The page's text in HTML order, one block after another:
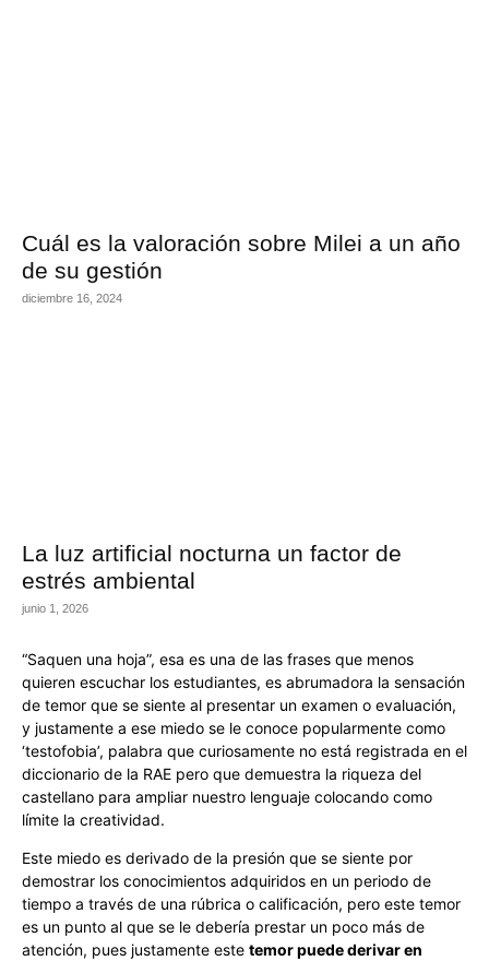
Cuál es la valoración sobre Milei a un año
de su gestión
diciembre 16, 2024
La luz artificial nocturna un factor de
estrés ambiental
junio 1, 2026
“Saquen una hoja”, esa es una de las frases que menos
quieren escuchar los estudiantes, es abrumadora la sensación
de temor que se siente al presentar un examen o evaluación,
y justamente a ese miedo se le conoce popularmente como
‘testofobia’, palabra que curiosamente no está registrada en el
diccionario de la RAE pero que demuestra la riqueza del
castellano para ampliar nuestro lenguaje colocando como
límite la creatividad.
Este miedo es derivado de la presión que se siente por
demostrar los conocimientos adquiridos en un periodo de
tiempo a través de una rúbrica o calificación, pero este temor
es un punto al que se le debería prestar un poco más de
atención, pues justamente este temor puede derivar en